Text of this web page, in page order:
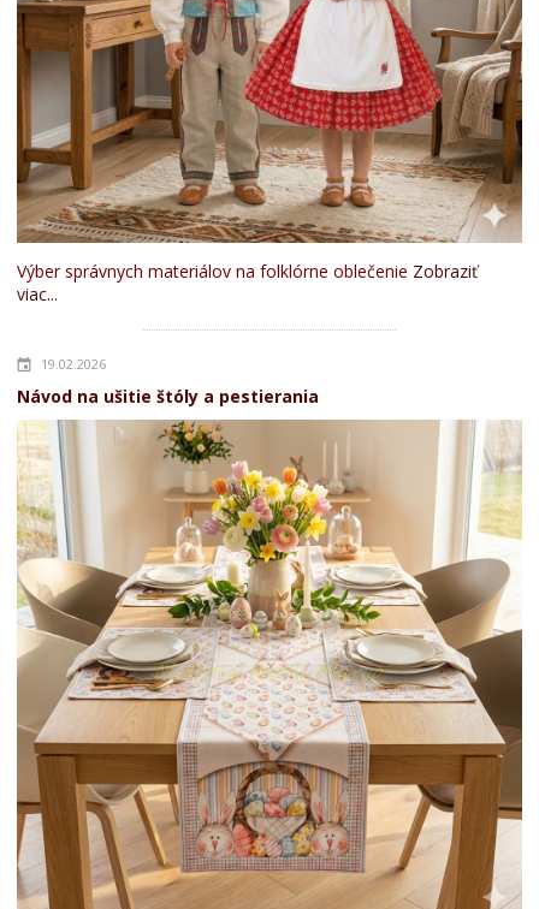
Výber správnych materiálov na folklórne oblečenie Zobraziť
viac...
19.02.2026
Návod na ušitie štóly a pestierania